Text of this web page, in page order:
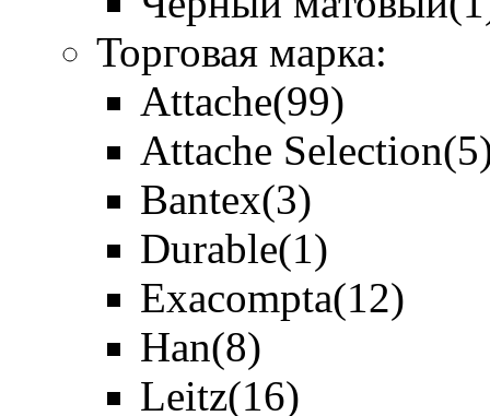
Торговая марка:
Attache(99)
Attache Selection
Bantex(3)
Durable(1)
Exacompta(12)
Han(8)
Leitz(16)